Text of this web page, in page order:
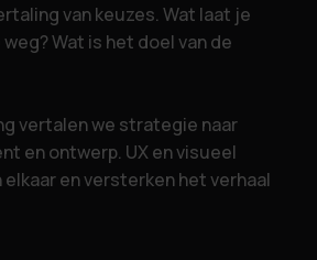
van keuzes. Wat laat je
Wat is het doel van de
vertalen we strategie naar
en ontwerp. UX en visueel
en versterken het verhaal